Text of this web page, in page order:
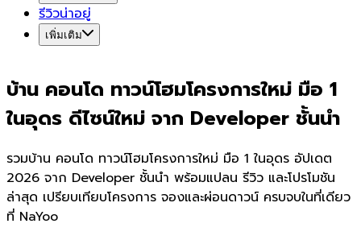
รีวิวน่าอยู่
เพิ่มเติม
บ้าน คอนโด ทาวน์โฮมโครงการใหม่ มือ 1
ในอุดร ดีไซน์ใหม่ จาก Developer ชั้นนำ
รวมบ้าน คอนโด ทาวน์โฮมโครงการใหม่ มือ 1 ในอุดร อัปเดต
2026 จาก Developer ชั้นนำ พร้อมแปลน รีวิว และโปรโมชัน
ล่าสุด เปรียบเทียบโครงการ จองและผ่อนดาวน์ ครบจบในที่เดียว
ที่ NaYoo